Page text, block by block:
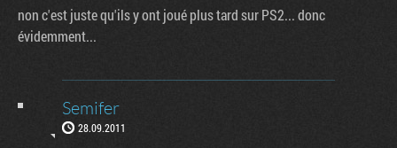
non c'est juste qu'ils y ont joué plus tard sur PS2... donc
évidemment...
Semifer
28.09.2011